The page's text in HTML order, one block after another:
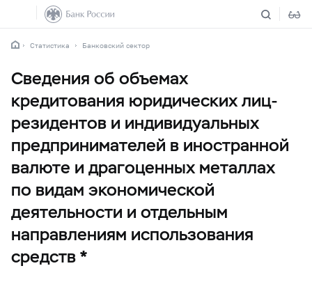
Статистика Банковский сектор
Сведения об объемах
кредитования юридических лиц-
резидентов и индивидуальных
предпринимателей в иностранной
валюте и драгоценных металлах
по видам экономической
деятельности и отдельным
направлениям использования
средств *